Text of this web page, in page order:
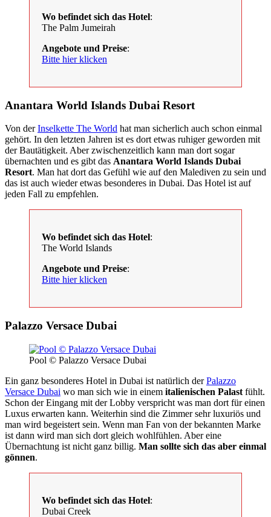
Wo befindet sich das Hotel:
The Palm Jumeirah
Angebote und Preise:
Bitte hier klicken
Anantara World Islands Dubai Resort
Von derInselkette The World hat man sicherlich auch schon einmal
gehört. In den letzten Jahren ist es dort etwas ruhiger geworden mit
der Bautätigkeit. Aber zwischenzeitlich kann man dort sogar
übernachten und es gibt das Anantara World Islands Dubai
Resort. Man hat dort das Gefühl wie auf den Malediven zu sein und
das ist auch wieder etwas besonderes in Dubai. Das Hotel ist auf
jeden Fall zu empfehlen.
Wo befindet sich das Hotel:
The World Islands
Angebote und Preise:
Bitte hier klicken
Palazzo Versace Dubai
Pool © Palazzo Versace Dubai
Ein ganz besonderes Hotel in Dubai ist natürlich derPalazzo
Versace Dubai wo man sich wie in einem italienischen Palast fühlt.
Schon der Eingang mit der Lobby verspricht was man dort für einen
Luxus erwarten kann. Weiterhin sind die Zimmer sehr luxuriös und
man wird begeistert sein. Wenn man Fan von der bekannten Marke
ist dann wird man sich dort gleich wohlfühlen. Aber eine
Übernachtung ist nicht ganz billig. Man sollte sich das aber einmal
gönnen.
Wo befindet sich das Hotel:
Dubai Creek